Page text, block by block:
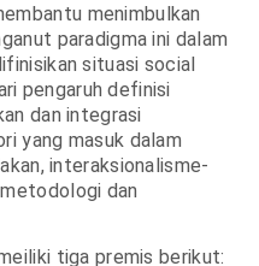
menimbulkan
paradigma ini dalam
situasi social
pengaruh definisi
dan integrasi
yang masuk dalam
interaksionalisme-
dan
tiga premis berikut: